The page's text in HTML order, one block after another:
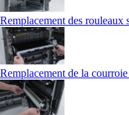
Remplacement des rouleaux
Remplacement de la